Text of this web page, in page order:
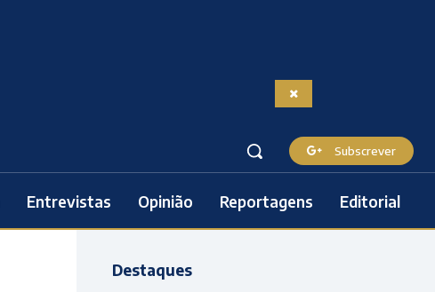
Subscrever
Entrevistas Opinião Reportagens
Editorial
Destaques